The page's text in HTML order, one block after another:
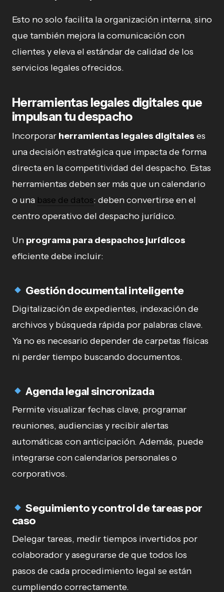
Esto no solo facilita la organización interna, sino
que también mejora la comunicación con
clientes y eleva el estándar de calidad de los
servicios legales ofrecidos.
Herramientas legales digitales que
impulsan tu despacho
Incorporar herramientas legales digitales es
una decisión estratégica que impacta de forma
directa en la competitividad del despacho. Estas
herramientas deben ser más que un calendario
o una base de datos: deben convertirse en el
centro operativo del despacho jurídico.
Un programa para despachos jurídicos
eficiente debe incluir:
Gestión documental inteligente
Digitalización de expedientes, indexación de
archivos y búsqueda rápida por palabras clave.
Ya no es necesario depender de carpetas físicas
ni perder tiempo buscando documentos.
Agenda legal sincronizada
Permite visualizar fechas clave, programar
reuniones, audiencias y recibir alertas
automáticas con anticipación. Además, puede
integrarse con calendarios personales o
corporativos.
Seguimiento y control de tareas por
caso
Delegar tareas, medir tiempos invertidos por
colaborador y asegurarse de que todos los
pasos de cada procedimiento legal se están
cumpliendo correctamente.